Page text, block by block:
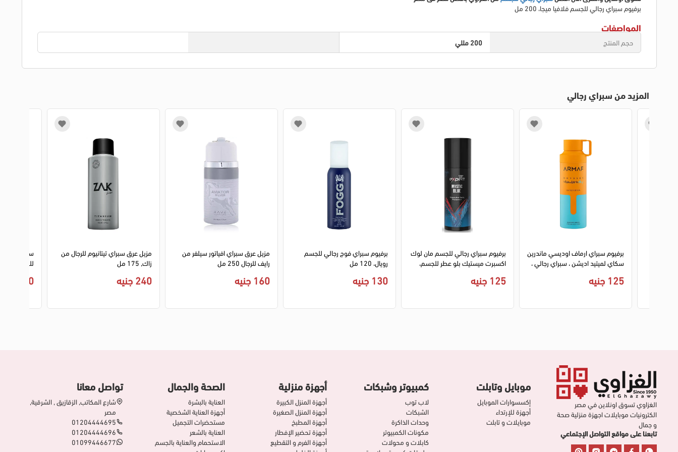
برفيوم سبراي رجالي للجسم فلافيا ميجا، 200 مل
المواصفات
حجم المنتج 200 مللي
المزيد من سبراي رجالي
سبراي اكس
للجسم - 150 مل
210 جنيه
مزيل عرق سبراي تيتانيوم للرجال من
زاك, 175 مل
240 جنيه
مزيل عرق سبراي افياتور سيلفر من
رايف للرجال 250 مل
160 جنيه
برفيوم سبراي فوج رجالي للجسم
رويال، 120 مل
130 جنيه
برفيوم سبراي رجالي للجسم مان لوك
اكسبرت ميستيك بلو عطر للجسم،
125 جنيه
برفيوم سبراي ارماف اوديسي ماندرين
سكاي لميتيد اديشن ، سبراي رجالي ،
125 جنيه
الغزاوي تسوق اونلاين في مصر
الكترونيات موبايلات اجهزة منزلية صحة
و جمال
تابعنا على مواقع التواصل الإجتماعي
موبايل وتابلت
إكسسوارات الموبايل
أجهزة للإرتداء
موبايلات و تابلت
كمبيوتر وشبكات
لاب توب
الشبكات
وحدات الذاكرة
مكونات الكمبيوتر
كابلات و محولات
أجهزة منزلية
أجهزة المنزل الكبيرة
أجهزة المنزل الصغيرة
أجهزة المطبخ
أجهزة تحضير الإفطار
أجهزة الفرم و التقطيع
الصحة والجمال
العناية بالبشرة
أجهزة العناية الشخصية
مستحضرات التجميل
العناية بالشعر
الاستحمام والعناية بالجسم
تواصل معانا
شارع المكاتب, الزقازيق , الشرقية,
مصر
01204444695
01204444696
01099446677